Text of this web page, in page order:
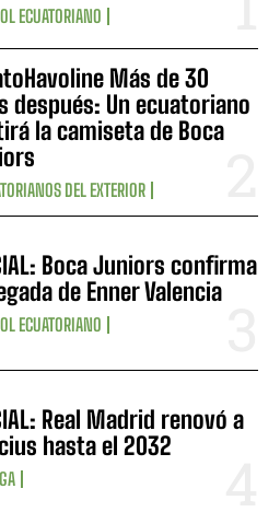
ECUATORIANO
Más de 30
después: Un ecuatoriano
la camiseta de Boca
DEL EXTERIOR
Boca Juniors confirma
de Enner Valencia
ECUATORIANO
Real Madrid renovó a
hasta el 2032